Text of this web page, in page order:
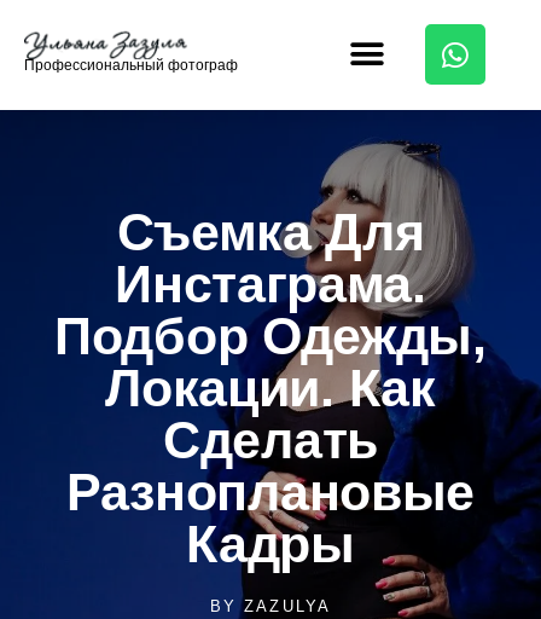
Профессиональный фотограф
Съемка Для
Инстаграма.
Подбор Одежды,
Локации. Как
Сделать
Разноплановые
Кадры
BY ZAZULYA